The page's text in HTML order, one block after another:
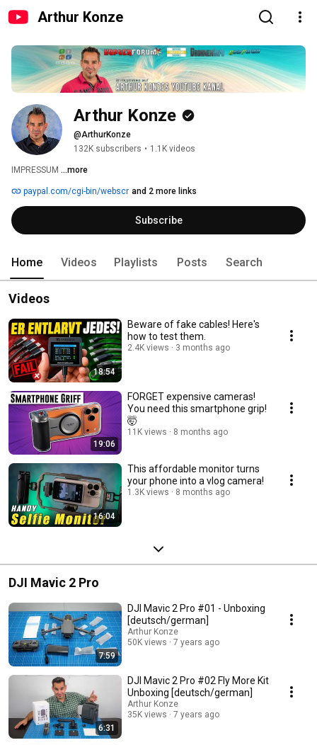
Arthur Konze
Arthur Konze
@ArthurKonze
132K subscribers • 1.1K videos
IMPRESSUM ...more
paypal.com/cgi-bin/webscr and 2 more links
Subscribe
Home Videos Playlists Posts Search
Videos
18:54
Beware of fake cables! Here's
how to test them.
2.4K views 3 months ago
19:06
FORGET expensive cameras!
You need this smartphone grip!
🤯
11K views 8 months ago
16:04
This affordable monitor turns
your phone into a vlog camera!
1.3K views 8 months ago
DJI Mavic 2 Pro
7:59
DJI Mavic 2 Pro #01 - Unboxing
[deutsch/german]
Arthur Konze
50K views
7 years ago
6:31
DJI Mavic 2 Pro #02 Fly More Kit
Unboxing [deutsch/german]
Arthur Konze
35K views
7 years ago